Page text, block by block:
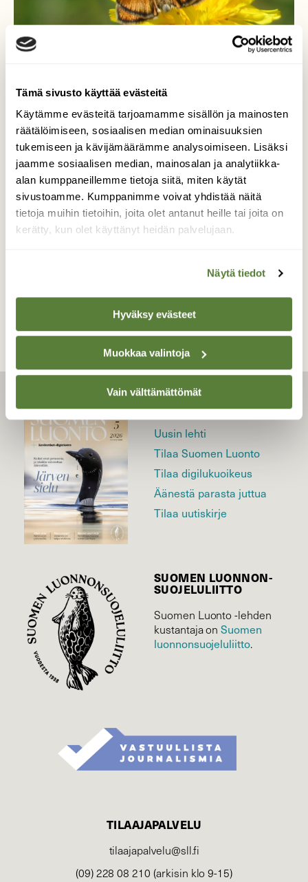
Tämä sivusto käyttää evästeitä
Käytämme evästeitä tarjoamamme sisällön ja mainosten
räätälöimiseen, sosiaalisen median ominaisuuksien
tukemiseen ja kävijämäärämme analysoimiseen. Lisäksi
jaamme sosiaalisen median, mainosalan ja analytiikka-
alan kumppaneillemme tietoja siitä, miten käytät
sivustoamme. Kumppanimme voivat yhdistää näitä
tietoja muihin tietoihin, joita olet antanut heille tai joita on
kerätty, kun olet käyttänyt heidän palvelujaan.
Näytä tiedot
Hyväksy evästeet
Muokkaa valintoja
Vain välttämättömät
Perhonen syysmaitiaisella
Olisiko kyseessä paksupääperhosiin kuuluva
lauhahiipijä?
Valokuvaaja: Risto Kangassalo, Raision keskusta
18.7.2022
TAKAISIN LISTAAN
LEHTI
Uusin lehti
Tilaa Suomen Luonto
Tilaa digilukuoikeus
Äänestä parasta juttua
Tilaa uutiskirje
SUOMEN LUONNON­
SUOJELU­LIITTO
Suomen Luonto -lehden
kustantaja onSuomen
luonnonsuojelu­liitto.
TILAAJAPALVELU
tilaajapalvelu@sll.fi
(09) 228 08 210 (arkisin klo 9-15)